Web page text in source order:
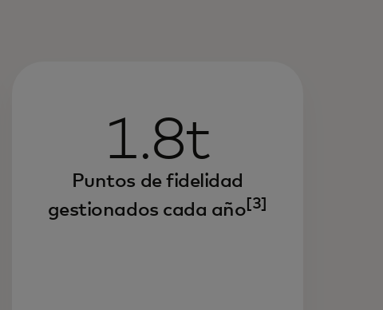
1.8t
Puntos de fidelidad
gestionados cada año [3]